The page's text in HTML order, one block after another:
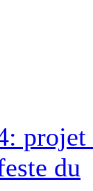
projet
du